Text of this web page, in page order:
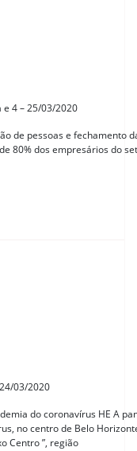
e 4 – 25/03/2020
de pessoas e fechamento
80% dos empresários do
03/2020
do coronavírus HE A
no centro de Belo
Centro ”, região